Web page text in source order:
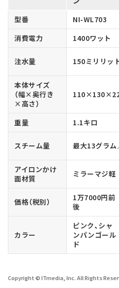
型番
NI-WL703
消費電力
1400ワット
注水量 150ミリリッ
本体サイズ
（幅×奥行き
×高さ）
重量 1.1キロ
スチーム量 最大13グラム
アイロンかけ
面材質
ミラーマジ軽
価格（税別）
1万7000円前
後
カラー
ピンク、シャ
ンパンゴール
ド
Copyright © ITmedia, Inc. All Rights